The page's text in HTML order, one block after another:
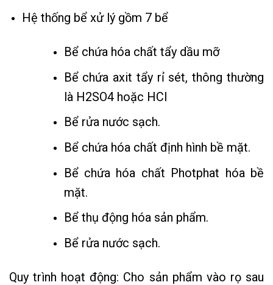
Hệ thống bể xử lý gồm 7 bể
Bể chứa hóa chất tẩy dầu mỡ
Bể chứa axit tẩy rỉ sét, thông thường
là H2SO4 hoặc HCl
Bể rửa nước sạch.
Bể chứa hóa chất định hình bề mặt.
Bể chứa hóa chất Photphat hóa bề
mặt.
Bể thụ động hóa sản phẩm.
Bể rửa nước sạch.
Quy trình hoạt động: Cho sản phẩm vào rọ sau